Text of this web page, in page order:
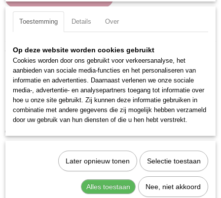
Productcode
26120
EAN code
7612206075633
Productcode leverancier
26120
Ook interessant
Kraftwerk 23100 Snijplaat + houder m10
€ 22,91
Toestemming Details Over
Op deze website worden cookies gebruikt
Cookies worden door ons gebruikt voor verkeersanalyse, het
aanbieden van sociale media-functies en het personaliseren van
informatie en advertenties. Daarnaast verlenen we onze sociale
media-, advertentie- en analysepartners toegang tot informatie over
hoe u onze site gebruikt. Zij kunnen deze informatie gebruiken in
combinatie met andere gegevens die zij mogelijk hebben verzameld
door uw gebruik van hun diensten of die u hen hebt verstrekt.
Later opnieuw tonen Selectie toestaan
Alles toestaan Nee, niet akkoord